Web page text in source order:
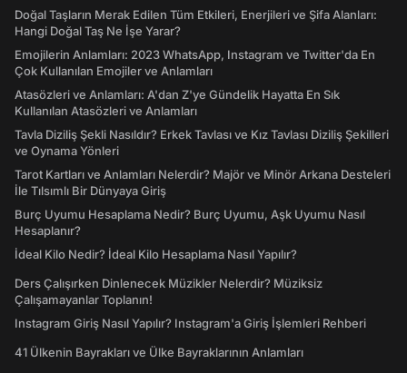
Doğal Taşların Merak Edilen Tüm Etkileri, Enerjileri ve Şifa Alanları:
Hangi Doğal Taş Ne İşe Yarar?
Emojilerin Anlamları: 2023 WhatsApp, Instagram ve Twitter'da En
Çok Kullanılan Emojiler ve Anlamları
Atasözleri ve Anlamları: A'dan Z'ye Gündelik Hayatta En Sık
Kullanılan Atasözleri ve Anlamları
Tavla Diziliş Şekli Nasıldır? Erkek Tavlası ve Kız Tavlası Diziliş Şekilleri
ve Oynama Yönleri
Tarot Kartları ve Anlamları Nelerdir? Majör ve Minör Arkana Desteleri
İle Tılsımlı Bir Dünyaya Giriş
Burç Uyumu Hesaplama Nedir? Burç Uyumu, Aşk Uyumu Nasıl
Hesaplanır?
İdeal Kilo Nedir? İdeal Kilo Hesaplama Nasıl Yapılır?
Ders Çalışırken Dinlenecek Müzikler Nelerdir? Müziksiz
Çalışamayanlar Toplanın!
Instagram Giriş Nasıl Yapılır? Instagram'a Giriş İşlemleri Rehberi
41 Ülkenin Bayrakları ve Ülke Bayraklarının Anlamları